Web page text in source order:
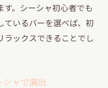
。シーシャ初心者でも
ているバーを選べば、初
ラックスできることでし
シャで演出